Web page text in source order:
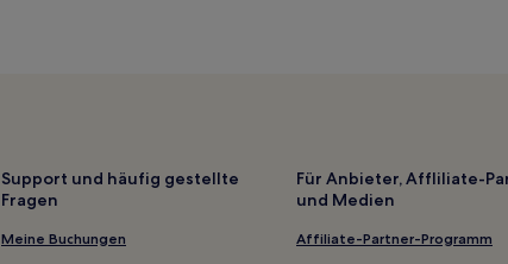
L'anse-
Support und häufig gestellte
Fragen
Meine Buchungen
Für Anbieter, Affliliate-
und Medien
Affiliate-Partner-Programm